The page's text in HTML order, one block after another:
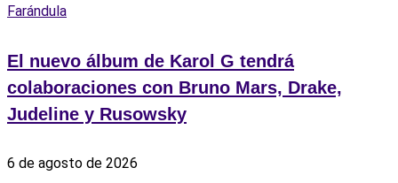
Farándula
El nuevo álbum de Karol G tendrá
colaboraciones con Bruno Mars, Drake,
Judeline y Rusowsky
6 de agosto de 2026